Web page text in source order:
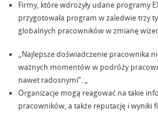
Firmy, które wdrożyły udane programy
przygotowała program w zaledwie trzy
globalnych pracowników w zmianę
„Najlepsze doświadczenie pracownika
ważnych momentów w podróży
nawet radosnymi”. „
Organizacje mogą reagować na takie
pracowników, a także reputację i wyniki